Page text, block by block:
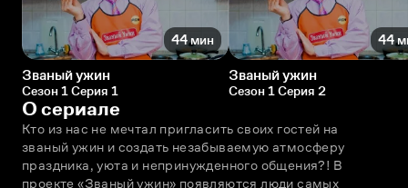
44 мин
Званый ужин
Сезон 1 Серия 1
44
Званый ужин
Сезон 1 Серия 2
О сериале
Кто из нас не мечтал пригласить своих гостей на
званый ужин и создать незабываемую атмосферу
праздника, уюта и непринужденного общения?! В
проекте «Званый ужин» появляются люди самых